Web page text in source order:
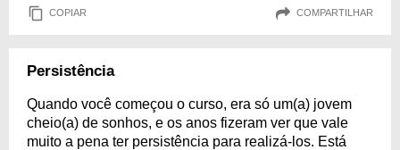
COPIAR COMPARTILHAR
Persistência
Quando você começou o curso, era só um(a) jovem
cheio(a) de sonhos, e os anos fizeram ver que vale
muito a pena ter persistência para realizá-los. Está